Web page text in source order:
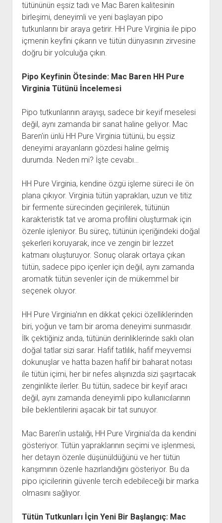
tütününün eşsiz tadı ve Mac Baren kalitesinin
birleşimi, deneyimli ve yeni başlayan pipo
tutkunlarını bir araya getirir. HH Pure Virginia ile pipo
içmenin keyfini çıkarın ve tütün dünyasının zirvesine
doğru bir yolculuğa çıkın.
Pipo Keyfinin Ötesinde: Mac Baren HH Pure
Virginia Tütünü İncelemesi
Pipo tutkunlarının arayışı, sadece bir keyif meselesi
değil, aynı zamanda bir sanat haline geliyor. Mac
Baren'in ünlü HH Pure Virginia tütünü, bu eşsiz
deneyimi arayanların gözdesi haline gelmiş
durumda. Neden mi? İşte cevabı…
HH Pure Virginia, kendine özgü işleme süreci ile ön
plana çıkıyor. Virginia tütün yaprakları, uzun ve titiz
bir fermente sürecinden geçirilerek, tütünün
karakteristik tat ve aroma profilini oluşturmak için
özenle işleniyor. Bu süreç, tütünün içeriğindeki doğal
şekerleri koruyarak, ince ve zengin bir lezzet
katmanı oluşturuyor. Sonuç olarak ortaya çıkan
tütün, sadece pipo içenler için değil, aynı zamanda
aromatik tütün sevenler için de mükemmel bir
seçenek oluyor.
HH Pure Virginia'nın en dikkat çekici özelliklerinden
biri, yoğun ve tam bir aroma deneyimi sunmasıdır.
İlk çektiğiniz anda, tütünün derinliklerinde saklı olan
doğal tatlar sizi sarar. Hafif tatlılık, hafif meyvemsi
dokunuşlar ve hatta bazen hafif bir baharat notası
ile tütün içimi, her bir nefes alışınızda sizi şaşırtacak
zenginlikte ilerler. Bu tütün, sadece bir keyif aracı
değil, aynı zamanda deneyimli pipo kullanıcılarının
bile beklentilerini aşacak bir tat sunuyor.
Mac Baren'in ustalığı, HH Pure Virginia'da da kendini
gösteriyor. Tütün yapraklarının seçimi ve işlenmesi,
her detayın özenle düşünüldüğünü ve her tütün
karışımının özenle hazırlandığını gösteriyor. Bu da
pipo içicilerinin güvenle tercih edebileceği bir marka
olmasını sağlıyor.
Tütün Tutkunları İçin Yeni Bir Başlangıç: Mac